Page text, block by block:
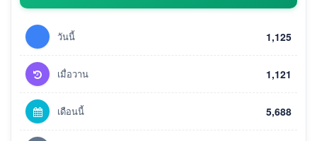
วันนี้ 1,125
เมื่อวาน 1,121
เดือนนี้ 5,688